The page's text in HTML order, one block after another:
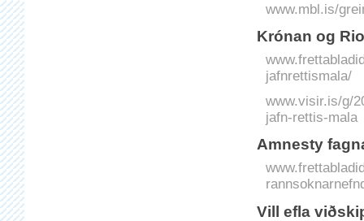
www.mbl.is/
Krónan og
jafnrettismala/
www.visir.is/g/
jafn-rettis-mala
Amnesty
Vill efla